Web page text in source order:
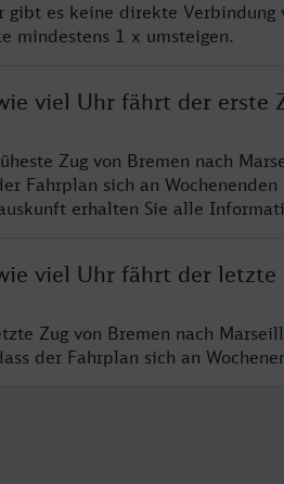
gibt es keine direkte Verbindung
mindestens 1 x umsteigen.
viel Uhr fährt der erste
Zug von Bremen nach
Fahrplan sich an
erhalten Sie alle
viel Uhr fährt der letzte
Zug von Bremen nach
der Fahrplan sich an